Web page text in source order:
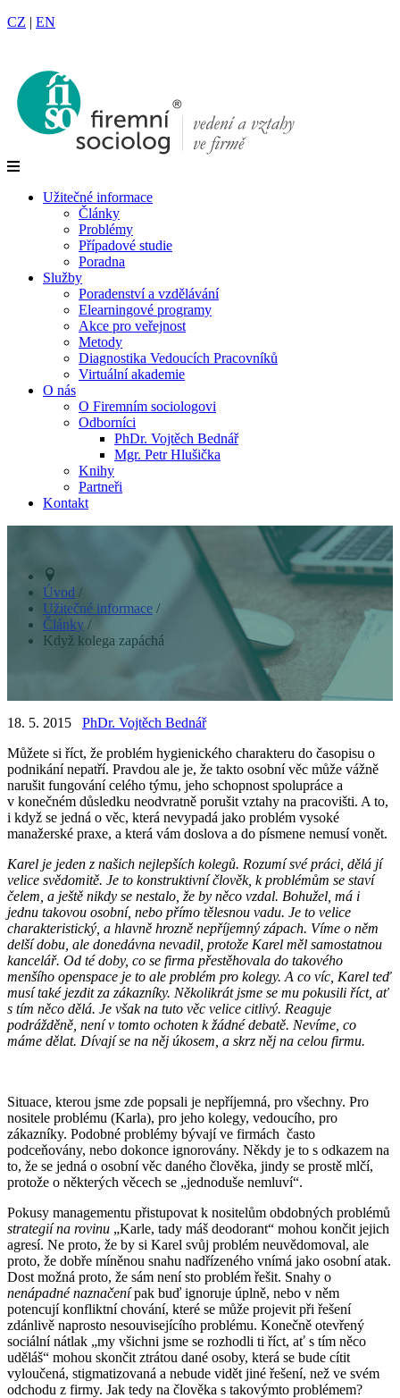
CZ | EN
Užitečné informace
Články
Problémy
Případové studie
Poradna
Služby
Poradenství a vzdělávání
Elearningové programy
Akce pro veřejnost
Metody
Diagnostika Vedoucích Pracovníků
Virtuální akademie
O nás
O Firemním sociologovi
Odborníci
PhDr. Vojtěch Bednář
Mgr. Petr Hlušička
Knihy
Partneři
Kontakt
Úvod /
Užitečné informace /
Články /
Když kolega zapáchá
18. 5. 2015
PhDr. Vojtěch Bednář
Můžete si říct, že problém hygienického charakteru do časopisu o
podnikání nepatří. Pravdou ale je, že takto osobní věc může vážně
narušit fungování celého týmu, jeho schopnost spolupráce a
v konečném důsledku neodvratně porušit vztahy na pracovišti. A to,
i když se jedná o věc, která nevypadá jako problém vysoké
manažerské praxe, a která vám doslova a do písmene nemusí vonět.
Karel je jeden z našich nejlepších kolegů. Rozumí své práci, dělá jí
velice svědomitě. Je to konstruktivní člověk, k problémům se staví
čelem, a ještě nikdy se nestalo, že by něco vzdal. Bohužel, má i
jednu takovou osobní, nebo přímo tělesnou vadu. Je to velice
charakteristický, a hlavně hrozně nepříjemný zápach. Víme o něm
delší dobu, ale donedávna nevadil, protože Karel měl samostatnou
kancelář. Od té doby, co se firma přestěhovala do takového
menšího openspace je to ale problém pro kolegy. A co víc, Karel teď
musí také jezdit za zákazníky. Několikrát jsme se mu pokusili říct, ať
s tím něco dělá. Je však na tuto věc velice citlivý. Reaguje
podrážděně, není v tomto ochoten k žádné debatě. Nevíme, co
máme dělat. Dívají se na něj úkosem, a skrz něj na celou firmu.
Situace, kterou jsme zde popsali je nepříjemná, pro všechny. Pro
nositele problému (Karla), pro jeho kolegy, vedoucího, pro
zákazníky. Podobné problémy bývají ve firmách často
podceňovány, nebo dokonce ignorovány. Někdy je to s odkazem na
to, že se jedná o osobní věc daného člověka, jindy se prostě mlčí,
protože o některých věcech se „jednoduše nemluví“.
Pokusy managementu přistupovat k nositelům obdobných problémů
strategií na rovinu „Karle, tady máš deodorant“ mohou končit jejich
agresí. Ne proto, že by si Karel svůj problém neuvědomoval, ale
proto, že dobře míněnou snahu nadřízeného vnímá jako osobní atak.
Dost možná proto, že sám není sto problém řešit. Snahy o
nenápadné naznačenípak buď ignoruje úplně, nebo v něm
potencují konfliktní chování, které se může projevit při řešení
zdánlivě naprosto nesouvisejícího problému. Konečně otevřený
sociální nátlak „my všichni jsme se rozhodli ti říct, ať s tím něco
uděláš“ mohou skončit ztrátou dané osoby, která se bude cítit
vyloučená, stigmatizovaná a nebude vidět jiné řešení, než ve svém
odchodu z firmy. Jak tedy na člověka s takovýmto problémem?